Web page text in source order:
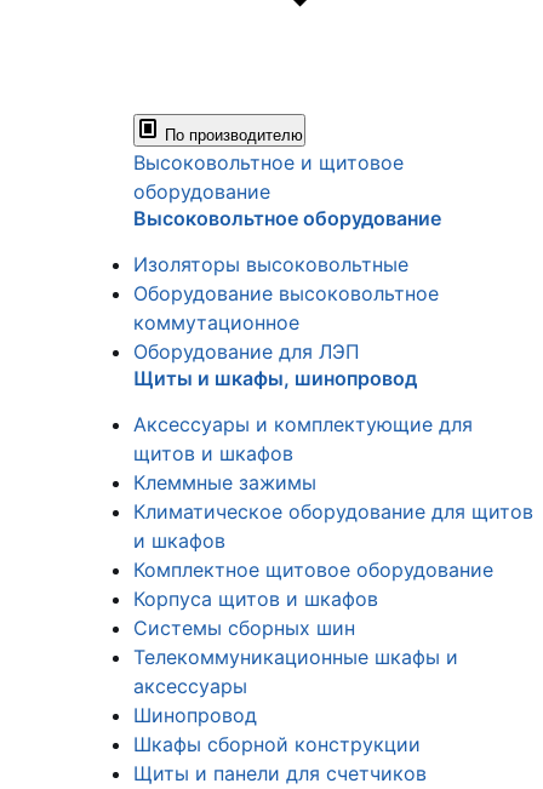
По производителю
Высоковольтное и щитовое
оборудование
Высоковольтное оборудование
Изоляторы высоковольтные
Оборудование высоковольтное
коммутационное
Оборудование для ЛЭП
Щиты и шкафы, шинопровод
Аксессуары и комплектующие для
щитов и шкафов
Клеммные зажимы
Климатическое оборудование для щитов
и шкафов
Комплектное щитовое оборудование
Корпуса щитов и шкафов
Системы сборных шин
Телекоммуникационные шкафы и
аксессуары
Шинопровод
Шкафы сборной конструкции
Щиты и панели для счетчиков